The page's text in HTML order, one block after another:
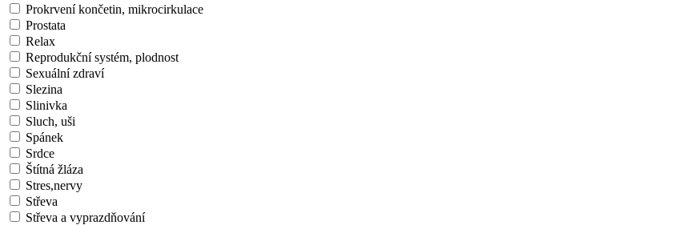
Prokrvení končetin, mikrocirkulace
Prostata
Relax
Reprodukční systém, plodnost
Sexuální zdraví
Slezina
Slinivka
Sluch, uši
Spánek
Srdce
Štítná žláza
Stres,nervy
Střeva
Střeva a vyprazdňování